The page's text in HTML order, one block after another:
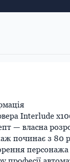
Interlude
— власна
починає з 80
персонажа